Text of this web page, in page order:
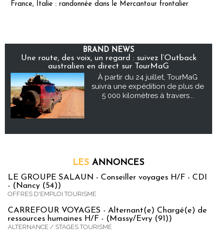
France, Italie : randonnée dans le Mercantour frontalier
BRAND NEWS
Une route, des voix, un regard : suivez l’Outback
australien en direct sur TourMaG
À partir du 24 juillet, TourMaG
suivra une expédition de plus de
5 000 kilomètres à travers...
LES ANNONCES
LE GROUPE SALAUN - Conseiller voyages H/F - CDI
- (Nancy (54))
OFFRES D'EMPLOI TOURISME
CARREFOUR VOYAGES - Alternant(e) Chargé(e) de
ressources humaines H/F - (Massy/Evry (91))
ALTERNANCE / STAGES TOURISME